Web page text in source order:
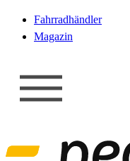
Fahrradhändler
Magazin